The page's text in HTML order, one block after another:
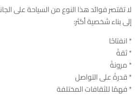
لا تقتصر فوائد هذا النوع من السياحة على
إلى بناء شخصية أكثر:
* انفتاحًا
* ثقةً
* مرونةً
* قدرةً على التواصل
* فهمًا للثقافات المختلفة